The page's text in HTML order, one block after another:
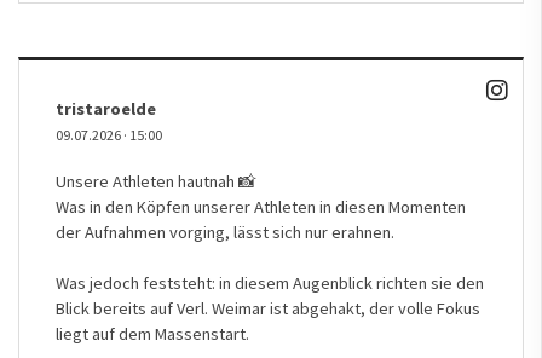
tristaroelde
09.07.2026 · 15:00
Unsere Athleten hautnah 📸
Was in den Köpfen unserer Athleten in diesen Momenten
der Aufnahmen vorging, lässt sich nur erahnen.
Was jedoch feststeht: in diesem Augenblick richten sie den
Blick bereits auf Verl. Weimar ist abgehakt, der volle Fokus
liegt auf dem Massenstart.